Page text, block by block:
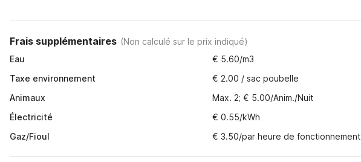
Frais supplémentaires (Non calculé sur le prix indiqué)
Eau
€ 5.60/m3
Taxe environnement
€ 2.00 / sac poubelle
Animaux
Max. 2; € 5.00/Anim./Nuit
Électricité
€ 0.55/kWh
Gaz/Fioul
€ 3.50/par heure de fonctionnement